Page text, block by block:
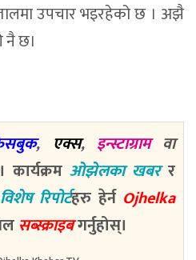
उपचार भइरहेको छ । अझै
नै छ।
, एक्स, इन्स्टाग्रामवा
कार्यक्रम ओझेलका खबरर
रिपोर्टहरु हेर्न Ojhelka
सब्स्क्राइबगर्नुहोस्।